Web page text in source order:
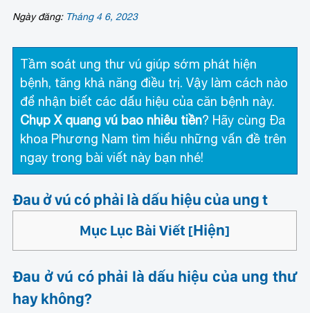
Ngày đăng: Tháng 4 6, 2023
Tầm soát ung thư vú giúp sớm phát hiện
bệnh, tăng khả năng điều trị. Vậy làm cách nào
để nhận biết các dấu hiệu của căn bệnh này.
Chụp X quang vú bao nhiêu tiền? Hãy cùng Đa
khoa Phương Nam tìm hiểu những vấn đề trên
ngay trong bài viết này bạn nhé!
Đau ở vú có phải là dấu hiệu của ung t
Mục Lục Bài Viết [Hiện]
Đau ở vú có phải là dấu hiệu của ung thư
hay không?